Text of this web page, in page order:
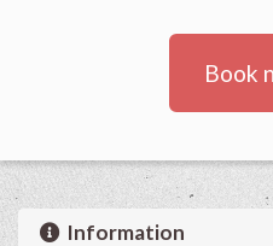
Book
Information